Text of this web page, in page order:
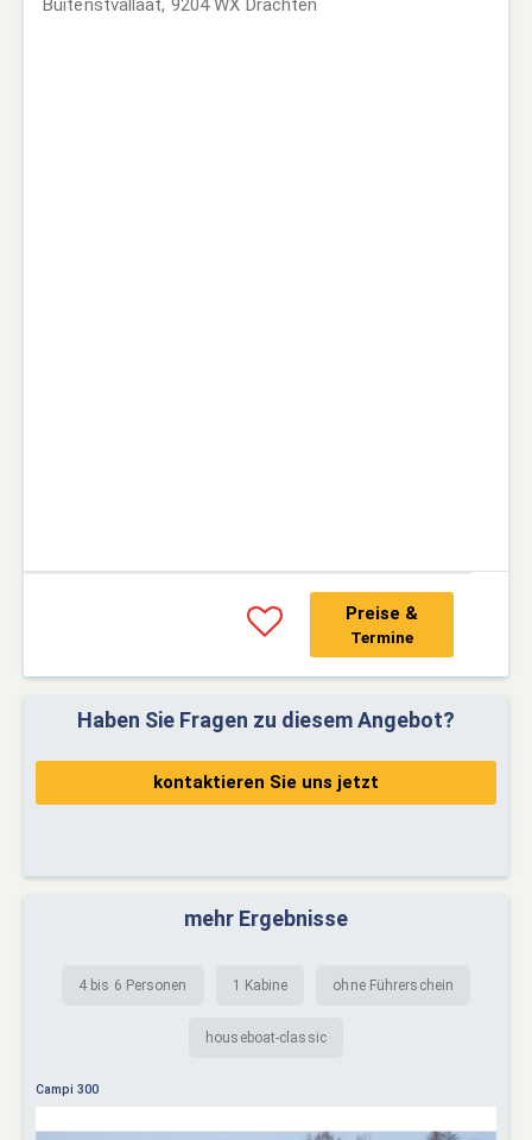
Buitenstvallaat, 9204 WX Drachten
Preise &
Termine
Haben Sie Fragen zu diesem Angebot?
kontaktieren Sie uns jetzt
mehr Ergebnisse
4 bis 6 Personen 1 Kabine ohne Führerschein
houseboat-classic
Campi 300